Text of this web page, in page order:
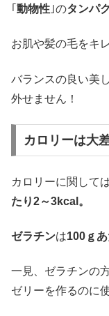
｢ 動物性 ｣のタンパ
お肌や髪の毛をキ
バランスの良い美
外せません！
カロリーは大
カロリーに関しては
たり2～3kcal。
ゼラチンは100ｇ
一見、ゼラチンの
ゼリーを作るのに